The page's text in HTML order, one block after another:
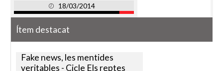
18/03/2014
Ítem destacat
Fake news, les mentides
veritables - Cicle Els reptes